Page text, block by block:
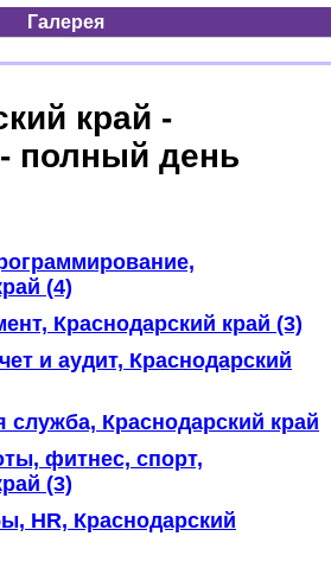
Галерея
край -
полный день
(4)
Краснодарский край (3)
и аудит, Краснодарский
служба, Краснодарский край
фитнес, спорт,
(3)
HR, Краснодарский